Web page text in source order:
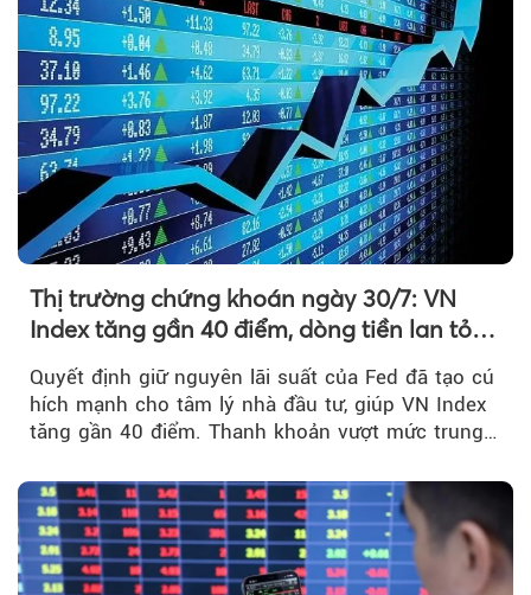
Thị trường chứng khoán ngày 30/7: VN
Index tăng gần 40 điểm, dòng tiền lan tỏa
mạnh sau tín hiệu tích cực từ Fed
Quyết định giữ nguyên lãi suất của Fed đã tạo cú
hích mạnh cho tâm lý nhà đầu tư, giúp VN Index
tăng gần 40 điểm. Thanh khoản vượt mức trung